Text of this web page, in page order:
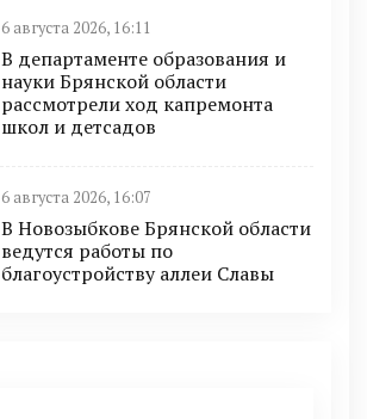
6 августа 2026, 16:11
В департаменте образования и
науки Брянской области
рассмотрели ход капремонта
школ и детсадов
6 августа 2026, 16:07
В Новозыбкове Брянской области
ведутся работы по
благоустройству аллеи Славы